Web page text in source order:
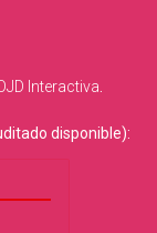
Interactiva
disponible):